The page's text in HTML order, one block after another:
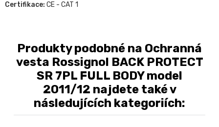
Certifikace: CE - CAT 1
Produkty podobné na Ochranná
vesta Rossignol BACK PROTECT
SR 7PL FULL BODY model
2011/12 najdete také v
následujících kategoriích: